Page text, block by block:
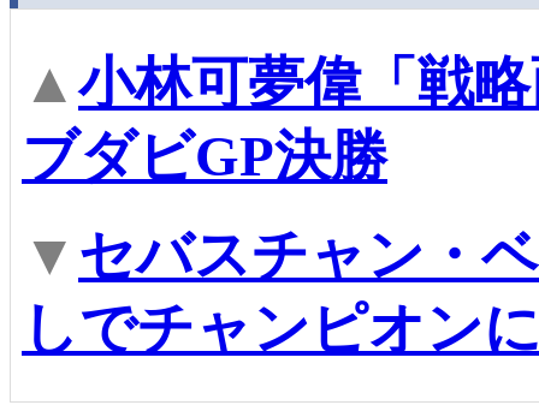
▲小林可夢偉「戦
ブダビGP決勝
▼ セバスチャン・
しでチャンピオン